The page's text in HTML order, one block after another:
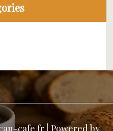
cafe.fr | Powered by